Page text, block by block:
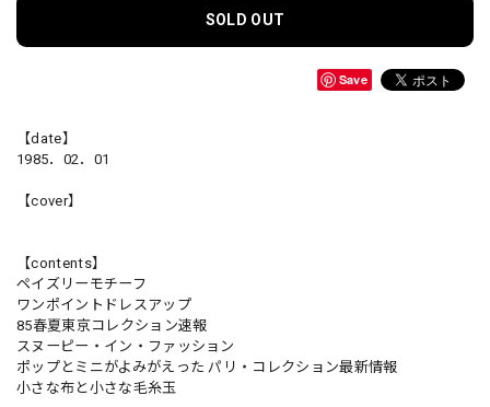
SOLD OUT
Save
【date】
1985．02．01
【cover】
【contents】
ペイズリーモチーフ
ワンポイントドレスアップ
85春夏東京コレクション速報
スヌーピー・イン・ファッション
ポップとミニがよみがえった パリ・コレクション最新情報
小さな布と小さな毛糸玉